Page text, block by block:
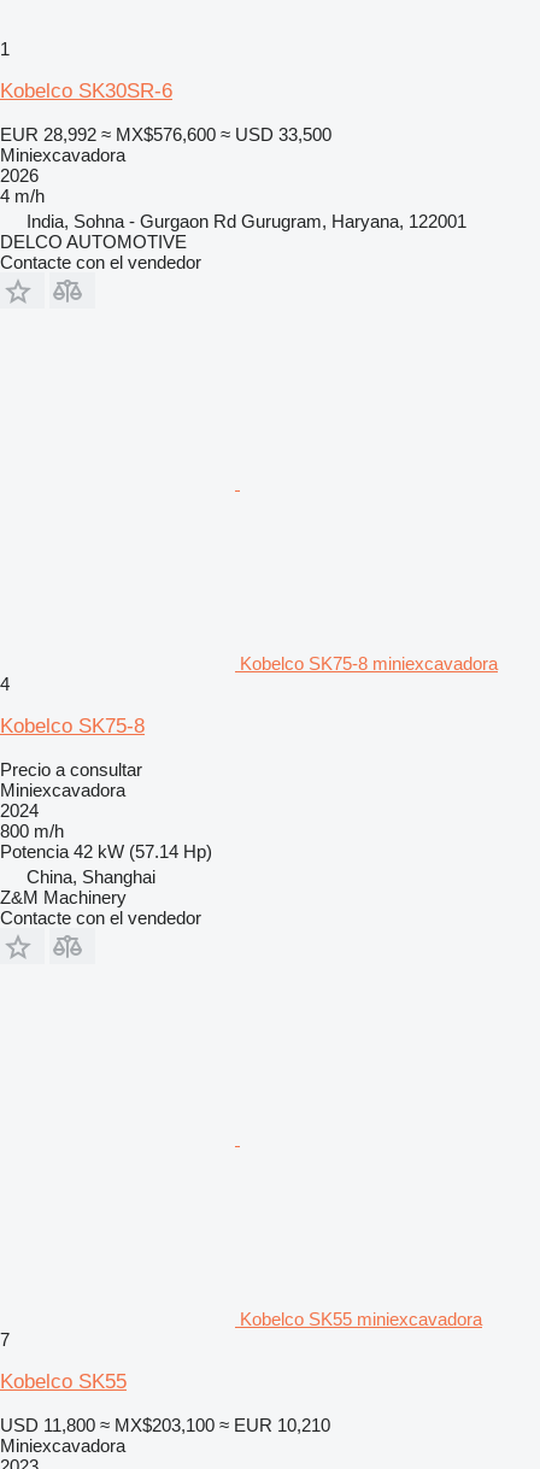
1
Kobelco SK30SR-6
EUR 28,992 ≈ MX$576,600 ≈ USD 33,500
Miniexcavadora
2026
4 m/h
India, Sohna - Gurgaon Rd Gurugram, Haryana, 122001
DELCO AUTOMOTIVE
Contacte con el vendedor
Kobelco SK75-8 miniexcavadora
4
Kobelco SK75-8
Precio a consultar
Miniexcavadora
2024
800 m/h
Potencia 42 kW (57.14 Hp)
China, Shanghai
Z&M Machinery
Contacte con el vendedor
Kobelco SK55 miniexcavadora
7
Kobelco SK55
USD 11,800 ≈ MX$203,100 ≈ EUR 10,210
Miniexcavadora